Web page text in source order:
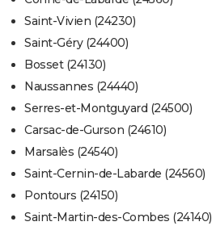
Saint-Vivien (24230)
Saint-Géry (24400)
Bosset (24130)
Naussannes (24440)
Serres-et-Montguyard (24500)
Carsac-de-Gurson (24610)
Marsalès (24540)
Saint-Cernin-de-Labarde (24560)
Pontours (24150)
Saint-Martin-des-Combes (24140)